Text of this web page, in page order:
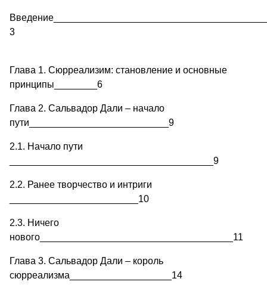
3
Глава 1. Сюрреализим: становление и основные
принципы________6
Глава 2. Сальвадор Дали – начало
пути__________________________9
2.1. Начало пути
______________________________________9
2.2. Ранее творчество и интриги
________________________10
2.3. Ничего
нового____________________________________11
Глава 3. Сальвадор Дали – король
сюрреализма___________________14